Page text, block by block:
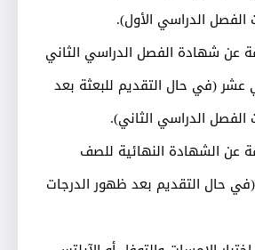
الدراسي الأول).
عن شهادة الفصل الدراسي الثاني
عشر (في حال التقديم للبعثة بعد
الدراسي الثاني).
عن الشهادة النهائية للصف
حال التقديم بعد ظهور الدرجات